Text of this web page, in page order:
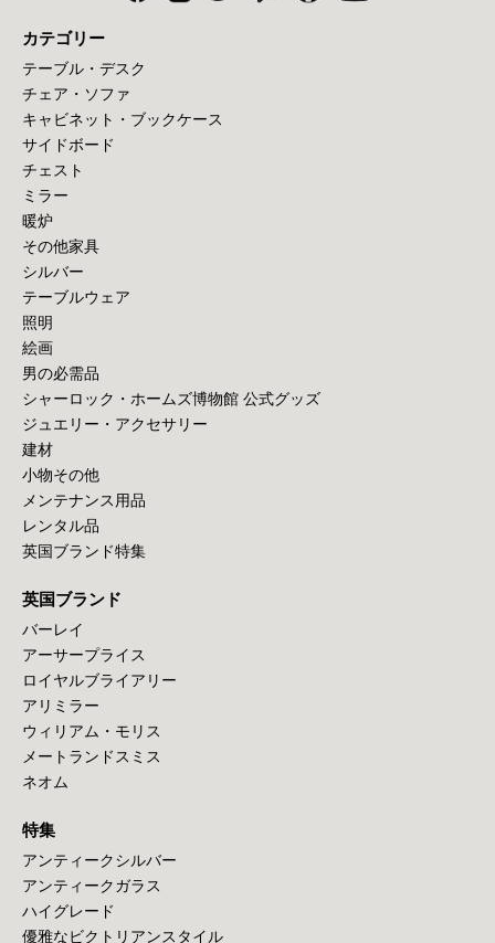
カテゴリー
テーブル・デスク
チェア・ソファ
キャビネット・ブックケース
サイドボード
チェスト
ミラー
暖炉
その他家具
シルバー
テーブルウェア
照明
絵画
男の必需品
シャーロック・ホームズ博物館 公式グッズ
ジュエリー・アクセサリー
建材
小物その他
メンテナンス用品
レンタル品
英国ブランド特集
英国ブランド
バーレイ
アーサープライス
ロイヤルブライアリー
アリミラー
ウィリアム・モリス
メートランドスミス
ネオム
特集
アンティークシルバー
アンティークガラス
ハイグレード
優雅なビクトリアンスタイル